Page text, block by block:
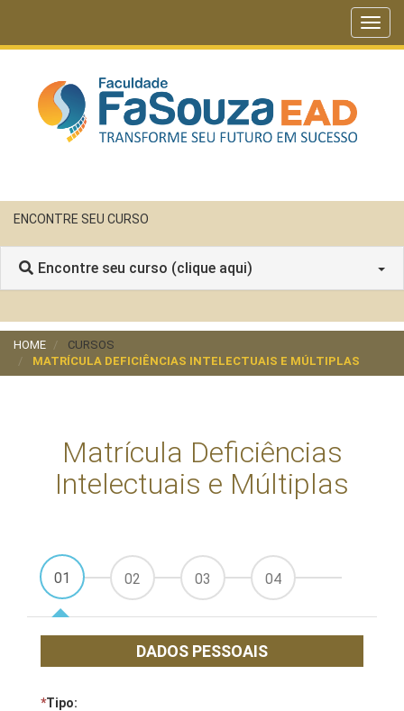
ENCONTRE SEU CURSO
Encontre seu curso (clique aqui)
HOME
CURSOS
MATRÍCULA DEFICIÊNCIAS INTELECTUAIS E MÚLTIPLAS
Matrícula Deficiências
Intelectuais e Múltiplas
01 02 03 04
DADOS PESSOAIS
*Tipo: